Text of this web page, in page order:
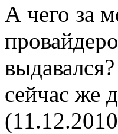
А чего за
сейчас же